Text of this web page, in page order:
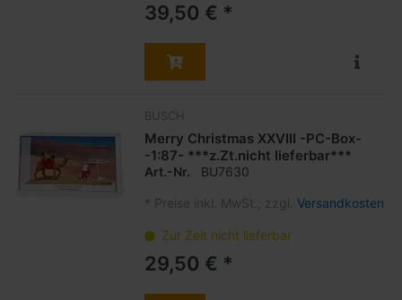
39,50 € *
BUSCH
Merry Christmas XXVIII -PC-Box-
-1:87- ***z.Zt.nicht lieferbar***
Art.-Nr. BU7630
* Preise inkl. MwSt., zzgl. Versandkosten
Zur Zeit nicht lieferbar
29,50 € *